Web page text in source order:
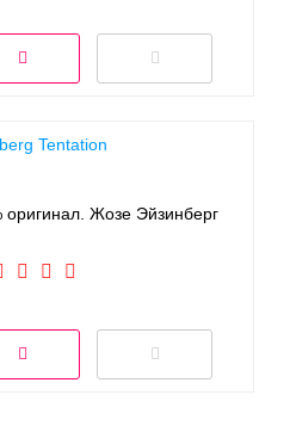
оригинал. Жозе Эйзинберг